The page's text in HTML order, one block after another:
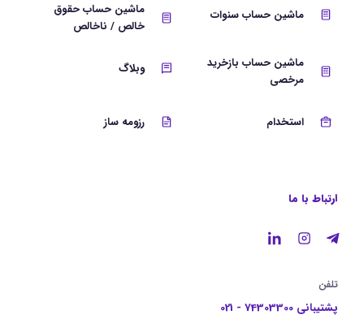
ماشین حساب سنوات
ماشین حساب حقوق
خالص / ناخالص
ماشین حساب بازخرید
مرخصی
وبلاگ
استخدام رزومه ساز
ارتباط با ما
تلفن
پشتیبانی 74303300 - 021